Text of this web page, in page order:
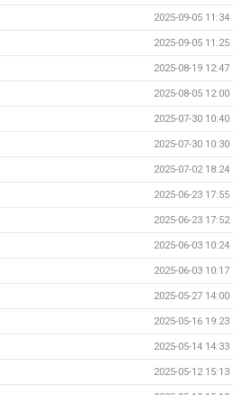
2025-09-05 11:34
2025-09-05 11:25
2025-08-19 12:47
2025-08-05 12:00
2025-07-30 10:40
2025-07-30 10:30
2025-07-02 18:24
2025-06-23 17:55
2025-06-23 17:52
2025-06-03 10:24
2025-06-03 10:17
2025-05-27 14:00
2025-05-16 19:23
2025-05-14 14:33
2025-05-12 15:13